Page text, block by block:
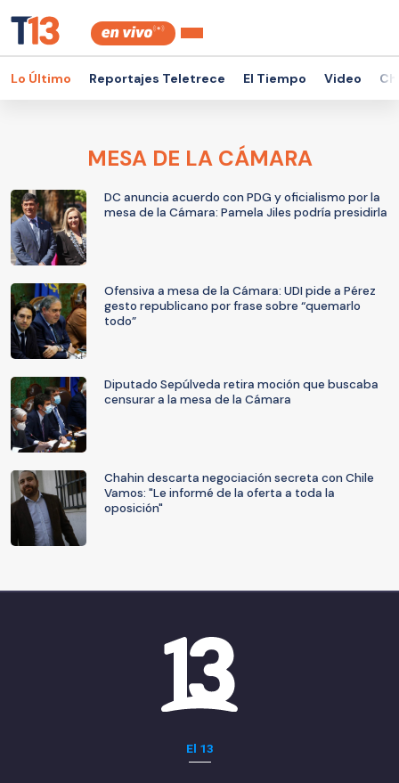
Lo Último Reportajes Teletrece El Tiempo Video
MESA DE LA CÁMARA
DC anuncia acuerdo con PDG y oficialismo por la
mesa de la Cámara: Pamela Jiles podría presidirla
Ofensiva a mesa de la Cámara: UDI pide a Pérez
gesto republicano por frase sobre “quemarlo
todo”
Diputado Sepúlveda retira moción que buscaba
censurar a la mesa de la Cámara
Chahin descarta negociación secreta con Chile
Vamos: "Le informé de la oferta a toda la
oposición"
El 13